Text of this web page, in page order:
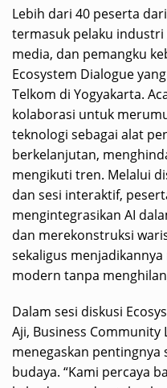
Lebih dari 40 peserta
termasuk pelaku
media, dan pemangku
Ecosystem Dialogue
Telkom di Yogyakarta.
kolaborasi untuk
teknologi sebagai alat
berkelanjutan,
mengikuti tren. Melalui
dan sesi interaktif,
mengintegrasikan AI
dan merekonstruksi
sekaligus
modern tanpa
Dalam sesi diskusi
Aji, Business Community
menegaskan
budaya. “Kami percaya